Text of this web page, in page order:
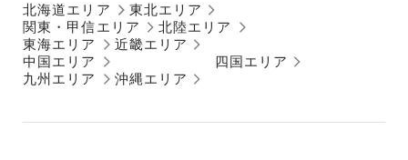
北海道エリア
東北エリア
関東・甲信エリア
北陸エリア
東海エリア
近畿エリア
中国エリア
四国エリア
九州エリア
沖縄エリア